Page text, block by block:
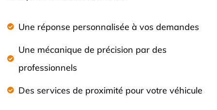
Une réponse personnalisée à vos demandes
Une mécanique de précision par des
professionnels
Des services de proximité pour votre véhicule